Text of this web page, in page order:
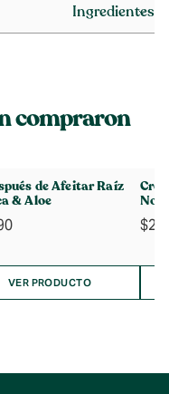
Ingredientes
compraron
de Afeitar Raíz
& Aloe
VER PRODUCTO
$